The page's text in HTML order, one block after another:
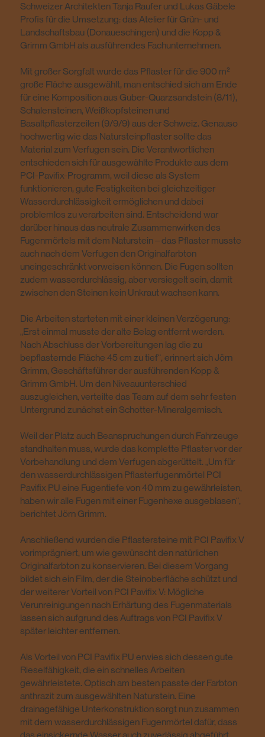
Schweizer Architekten Tanja Raufer und Lukas Gäbele
Profis für die Umsetzung: das Atelier für Grün- und
Landschaftsbau (Donaueschingen) und die Kopp &
Grimm GmbH als ausführendes Fachunternehmen.
Mit großer Sorgfalt wurde das Pflaster für die 900 m²
große Fläche ausgewählt, man entschied sich am Ende
für eine Komposition aus Guber-Quarzsandstein (8/11),
Schalensteinen, Weißkopfsteinen und
Basaltpflasterzeilen (9/9/9) aus der Schweiz. Genauso
hochwertig wie das Natursteinpflaster sollte das
Material zum Verfugen sein. Die Verantwortlichen
entschieden sich für ausgewählte Produkte aus dem
PCI-Pavifix-Programm, weil diese als System
funktionieren, gute Festigkeiten bei gleichzeitiger
Wasserdurchlässigkeit ermöglichen und dabei
problemlos zu verarbeiten sind. Entscheidend war
darüber hinaus das neutrale Zusammenwirken des
Fugenmörtels mit dem Naturstein – das Pflaster musste
auch nach dem Verfugen den Originalfarbton
uneingeschränkt vorweisen können. Die Fugen sollten
zudem wasserdurchlässig, aber versiegelt sein, damit
zwischen den Steinen kein Unkraut wachsen kann.
Die Arbeiten starteten mit einer kleinen Verzögerung:
„Erst einmal musste der alte Belag entfernt werden.
Nach Abschluss der Vorbereitungen lag die zu
bepflasternde Fläche 45 cm zu tief“, erinnert sich Jörn
Grimm, Geschäftsführer der ausführenden Kopp &
Grimm GmbH. Um den Niveauunterschied
auszugleichen, verteilte das Team auf dem sehr festen
Untergrund zunächst ein Schotter-Mineralgemisch.
Weil der Platz auch Beanspruchungen durch Fahrzeuge
standhalten muss, wurde das komplette Pflaster vor der
Vorbehandlung und dem Verfugen abgerüttelt. „Um für
den wasserdurchlässigen Pflasterfugenmörtel PCI
Pavifix PU eine Fugentiefe von 40 mm zu gewährleisten,
haben wir alle Fugen mit einer Fugenhexe ausgeblasen“,
berichtet Jörn Grimm.
Anschließend wurden die Pflastersteine mit PCI Pavifix V
vorimprägniert, um wie gewünscht den natürlichen
Originalfarbton zu konservieren. Bei diesem Vorgang
bildet sich ein Film, der die Steinoberfläche schützt und
der weiterer Vorteil von PCI Pavifix V: Mögliche
Verunreinigungen nach Erhärtung des Fugenmaterials
lassen sich aufgrund des Auftrags von PCI Pavifix V
später leichter entfernen.
Als Vorteil von PCI Pavifix PU erwies sich dessen gute
Rieselfähigkeit, die ein schnelles Arbeiten
gewährleistete. Optisch am besten passte der Farbton
anthrazit zum ausgewählten Naturstein. Eine
drainagefähige Unterkonstruktion sorgt nun zusammen
mit dem wasserdurchlässigen Fugenmörtel dafür, dass